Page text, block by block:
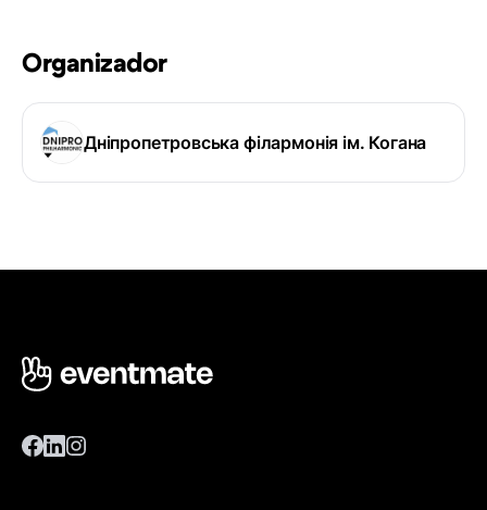
Organizador
Дніпропетровська філармонія ім. Когана